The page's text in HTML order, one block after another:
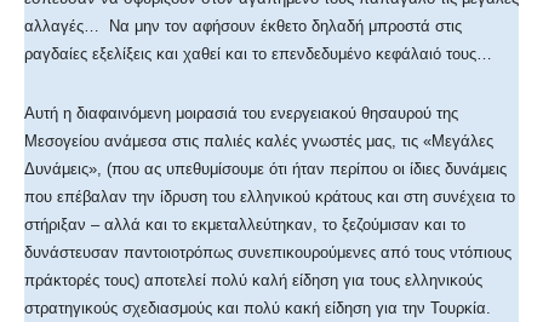
αλλαγές… Να μην τον αφήσουν έκθετο δηλαδή μπροστά στις
ραγδαίες εξελίξεις και χαθεί και το επενδεδυμένο κεφάλαιό τους…
Αυτή η διαφαινόμενη μοιρασιά του ενεργειακού θησαυρού της
Μεσογείου ανάμεσα στις παλιές καλές γνωστές μας, τις «Μεγάλες
Δυνάμεις», (που ας υπεθυμίσουμε ότι ήταν περίπου οι ίδιες δυνάμεις
που επέβαλαν την ίδρυση του ελληνικού κράτους και στη συνέχεια το
στήριξαν – αλλά και το εκμεταλλεύτηκαν, το ξεζούμισαν και το
δυνάστευσαν παντοιοτρόπως συνεπικουρούμενες από τους ντόπιους
πράκτορές τους) αποτελεί πολύ καλή είδηση για τους ελληνικούς
στρατηγικούς σχεδιασμούς και πολύ κακή είδηση για την Τουρκία.